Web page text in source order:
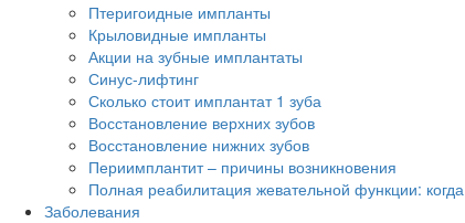
Птеригоидные импланты
Крыловидные импланты
Акции на зубные имплантаты
Синус-лифтинг
Сколько стоит имплантат 1 зуба
Восстановление верхних зубов
Восстановление нижних зубов
Периимплантит – причины возникновения
Полная реабилитация жевательной функции: когда
Заболевания